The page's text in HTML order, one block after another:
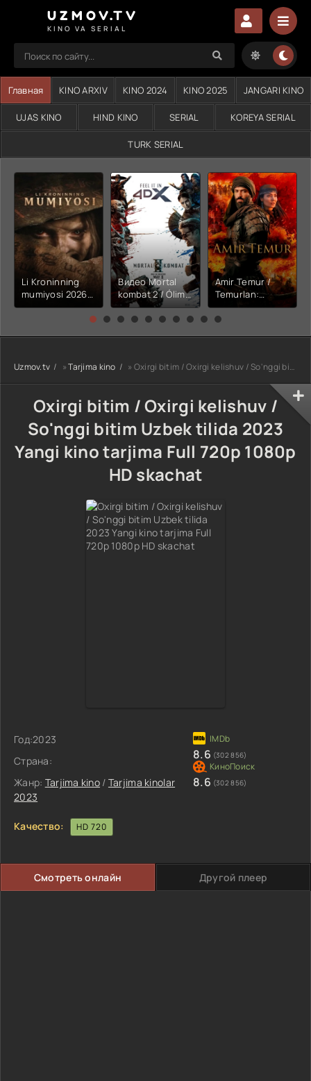
UZMOV.TV
KINO VA SERIAL
Главная KINO ARXIV KINO 2024 KINO 2025 JANGARI KINO
UJAS KINO HIND KINO SERIAL KOREYA SERIAL
TURK SERIAL
Li Kroninning
mumiyosi 2026
(uzbek tilida
kino) tarjima HD
Видео Mortal
kombat 2 / Ólim
jangi 2 (2026)
Uzbek tilida
Amir Temur /
Temurlan:
Fathchining
yuksalishi
tarjima kino Full
HD tas-ix
Uzmov.tv »Tarjima kino » Oxirgi bitim / Oxirgi kelishuv / So'nggi bitim Uzbek tilida 2023 Yangi kino tarjima Full 720p 1080p HD skachat
Oxirgi bitim / Oxirgi kelishuv /
So'nggi bitim Uzbek tilida 2023
Yangi kino tarjima Full 720p 1080p
HD skachat
Год:2023
Страна:
Жанр: Tarjima kino / Tarjima kinolar
2023
8.6 (302 856)
8.6 (302 856)
Качество: HD 720
Смотреть онлайн Другой плеер